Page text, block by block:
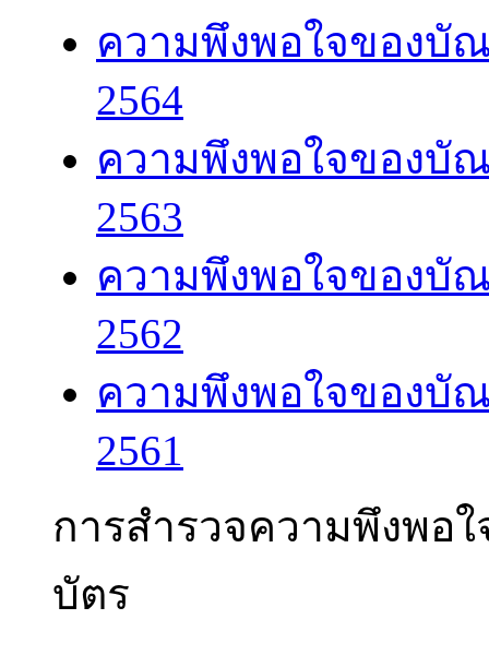
ความพึงพอใจของบั
2564
ความพึงพอใจของบั
2563
ความพึงพอใจของบั
2562
ความพึงพอใจของบั
2561
การสำรวจความพึงพอ
บัตร